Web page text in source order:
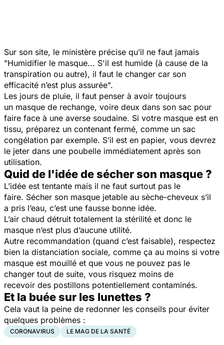
Sur son site, le ministère précise qu’il ne faut jamais
"Humidifier le masque... S'il est humide (à cause de la
transpiration ou autre), il faut le changer car son
efficacité n’est plus assurée".
Les jours de pluie, il faut penser à avoir toujours
un masque de rechange, voire deux dans son sac pour
faire face à une averse soudaine. Si votre masque est en
tissu, préparez un contenant fermé, comme un sac
congélation par exemple. S’il est en papier, vous devrez
le jeter dans une poubelle immédiatement après son
utilisation.
Quid de l'idée de sécher son masque ?
L’idée est tentante mais il ne faut surtout pas le
faire. Sécher son masque jetable au sèche-cheveux s’il
a pris l’eau, c’est une fausse bonne idée.
L’air chaud détruit totalement la stérilité et donc le
masque n’est plus d’aucune utilité.
Autre recommandation (quand c’est faisable), respectez
bien la distanciation sociale, comme ça au moins si votre
masque est mouillé et que vous ne pouvez pas le
changer tout de suite, vous risquez moins de
recevoir des postillons potentiellement contaminés.
Et la buée sur les lunettes ?
Cela vaut la peine de redonner les conseils pour éviter
quelques problèmes :
CORONAVIRUS LE MAG DE LA SANTÉ